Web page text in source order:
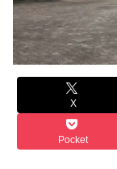
X
Pocket